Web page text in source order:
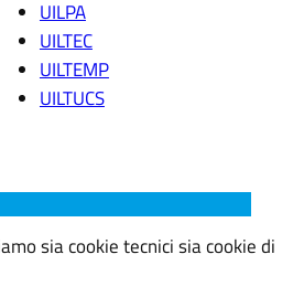
UILPA
UILTEC
UILTEMP
UILTUCS
sia cookie tecnici sia cookie di